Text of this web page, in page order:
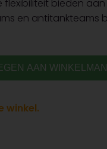
bieden
en antitankteams
AAN
winkel.